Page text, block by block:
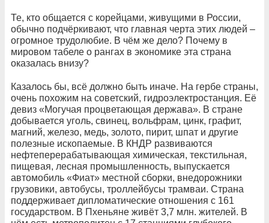
Те, кто общается с корейцами, живущими в России,
обычно подчёркивают, что главная черта этих людей –
огромное трудолюбие. В чём же дело? Почему в
мировом табеле о рангах в экономике эта страна
оказалась внизу?
Казалось бы, всё должно быть иначе. На гербе страны,
очень похожим на советский, гидроэлектростанция. Её
девиз «Могучая процветающая держава». В стране
добывается уголь, свинец, вольфрам, цинк, графит,
магний, железо, медь, золото, пирит, шпат и другие
полезные ископаемые. В КНДР развиваются
нефтеперерабатывающая химическая, текстильная,
пищевая, лесная промышленность, выпускается
автомобиль «Фиат» местной сборки, внедорожники
грузовики, автобусы, троллейбусы трамваи. Страна
поддерживает дипломатические отношения с 161
государством. В Пхеньяне живёт 3,7 млн. жителей. В